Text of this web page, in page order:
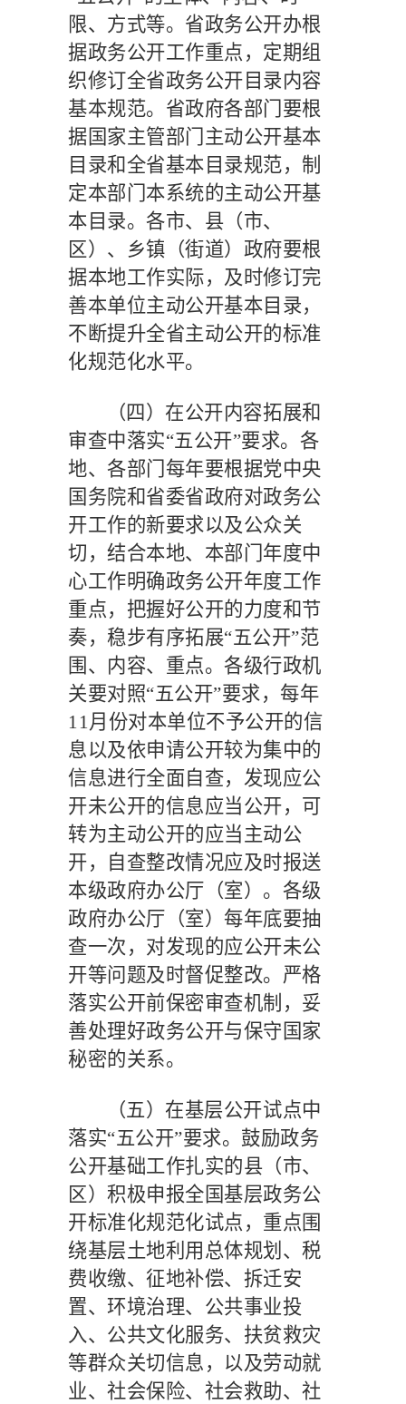
限、方式等。省政务公开办根
据政务公开工作重点，定期组
织修订全省政务公开目录内容
基本规范。省政府各部门要根
据国家主管部门主动公开基本
目录和全省基本目录规范，制
定本部门本系统的主动公开基
本目录。各市、县（市、
区）、乡镇（街道）政府要根
据本地工作实际，及时修订完
善本单位主动公开基本目录，
不断提升全省主动公开的标准
化规范化水平。
（四）在公开内容拓展和
审查中落实“五公开”要求。各
地、各部门每年要根据党中央
国务院和省委省政府对政务公
开工作的新要求以及公众关
切，结合本地、本部门年度中
心工作明确政务公开年度工作
重点，把握好公开的力度和节
奏，稳步有序拓展“五公开”范
围、内容、重点。各级行政机
关要对照“五公开”要求，每年
11月份对本单位不予公开的信
息以及依申请公开较为集中的
信息进行全面自查，发现应公
开未公开的信息应当公开，可
转为主动公开的应当主动公
开，自查整改情况应及时报送
本级政府办公厅（室）。各级
政府办公厅（室）每年底要抽
查一次，对发现的应公开未公
开等问题及时督促整改。严格
落实公开前保密审查机制，妥
善处理好政务公开与保守国家
秘密的关系。
（五）在基层公开试点中
落实“五公开”要求。 鼓励政务
公开基础工作扎实的县（市、
区）积极申报全国基层政务公
开标准化规范化试点，重点围
绕基层土地利用总体规划、税
费收缴、征地补偿、拆迁安
置、环境治理、公共事业投
入、公共文化服务、扶贫救灾
等群众关切信息，以及劳动就
业、社会保险、社会救助、社